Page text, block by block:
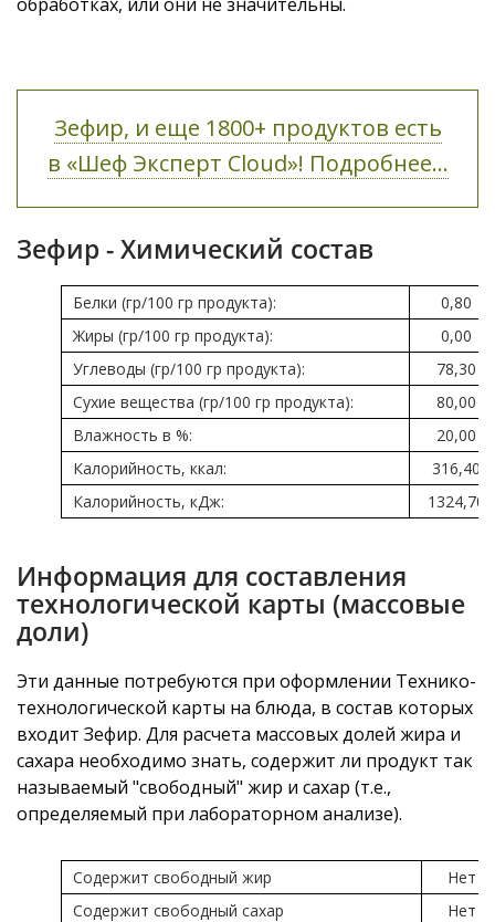
Зефир, и еще 1800+ продуктов есть
в «Шеф Эксперт Cloud»! Подробнее...
Зефир - Химический состав
Белки (гр/100 гр продукта):
0,80
Жиры (гр/100 гр продукта):
0,00
Углеводы (гр/100 гр продукта):
78,30
Сухие вещества (гр/100 гр продукта):
80,00
Влажность в %:
20,00
Калорийность, ккал:
316,40
Калорийность, кДж:
1324,70
Информация для составления
технологической карты (массовые
доли)
Эти данные потребуются при оформлении Технико-
технологической карты на блюда, в состав которых
входит Зефир. Для расчета массовых долей жира и
сахара необходимо знать, содержит ли продукт так
называемый "свободный" жир и сахар (т.е.,
определяемый при лабораторном анализе).
Содержит свободный жир
Нет
Содержит свободный сахар
Нет